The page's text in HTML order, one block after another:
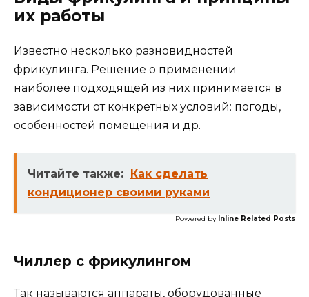
их работы
Известно несколько разновидностей
фрикулинга. Решение о применении
наиболее подходящей из них принимается в
зависимости от конкретных условий: погоды,
особенностей помещения и др.
Читайте также:
Как сделать
кондиционер своими руками
Powered by Inline Related Posts
Чиллер с фрикулингом
Так называются аппараты, оборудованные